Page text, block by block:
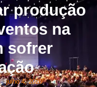
produção
na
sofrer
julho 4, 2026